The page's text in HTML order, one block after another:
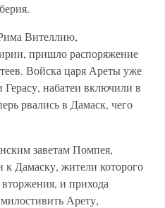
Вителлию,
пришло распоряжение
Войска царя Ареты уже
набатеи включили в
рвались в Дамаск, чего
заветам Помпея,
Дамаску, жители которого
и прихода
Арету,